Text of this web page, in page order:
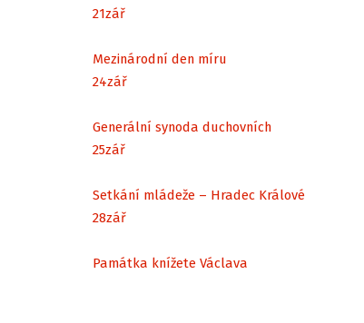
21zář
Mezinárodní den míru
24zář
Generální synoda duchovních
25zář
Setkání mládeže – Hradec Králové
28zář
Památka knížete Václava